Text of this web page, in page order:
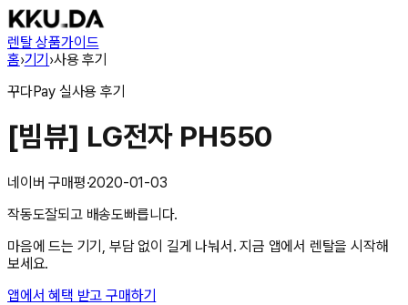
렌탈 상품가이드
홈›기기›사용 후기
꾸다Pay 실사용 후기
[빔뷰] LG전자 PH550
네이버 구매평·2020-01-03
작동도잘되고 배송도빠릅니다.
마음에 드는 기기, 부담 없이 길게 나눠서. 지금 앱에서 렌탈을 시작해
보세요.
앱에서 혜택 받고 구매하기